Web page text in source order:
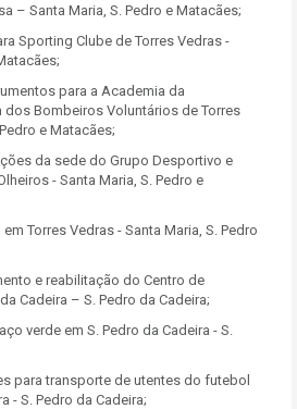
– Santa Maria, S. Pedro e Matacães;
Sporting Clube de Torres Vedras -
para a Academia da
Bombeiros Voluntários de Torres
e Matacães;
da sede do Grupo Desportivo e
- Santa Maria, S. Pedro e
Torres Vedras - Santa Maria, S. Pedro
e reabilitação do Centro de
Cadeira – S. Pedro da Cadeira;
verde em S. Pedro da Cadeira - S.
para transporte de utentes do futebol
- S. Pedro da Cadeira;